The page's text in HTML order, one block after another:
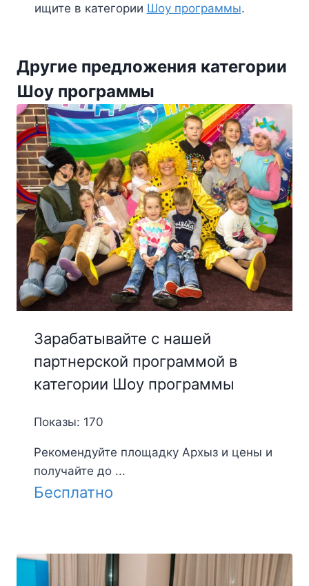
ищите в категории Шоу программы.
Другие предложения категории
Шоу программы
Зарабатывайте с нашей
партнерской программой в
категории Шоу программы
Показы: 170
Рекомендуйте площадку Архыз и цены и
получайте до ...
Бесплатно